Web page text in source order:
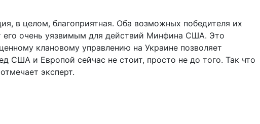
в целом, благоприятная. Оба возможных победителя их
его очень уязвимым для действий Минфина США. Это
клановому управлению на Украине позволяет
США и Европой сейчас не стоит, просто не до того. Так что
эксперт.